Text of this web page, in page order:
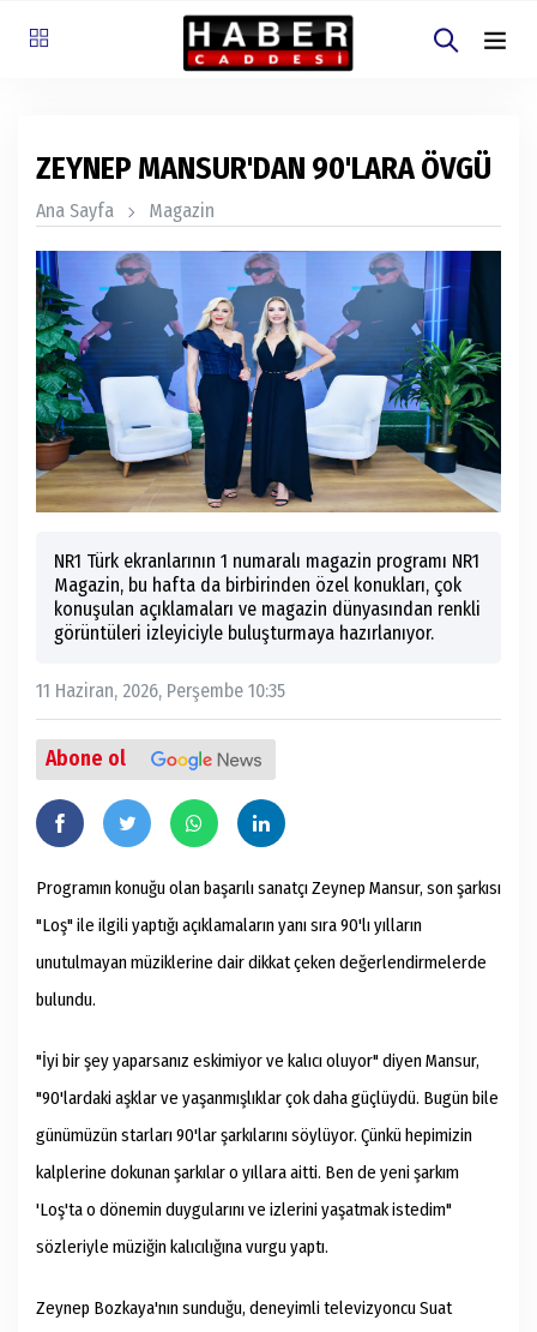
ZEYNEP MANSUR'DAN 90'LARA ÖVGÜ
Ana Sayfa Magazin
NR1 Türk ekranlarının 1 numaralı magazin programı NR1
Magazin, bu hafta da birbirinden özel konukları, çok
konuşulan açıklamaları ve magazin dünyasından renkli
görüntüleri izleyiciyle buluşturmaya hazırlanıyor.
11 Haziran, 2026, Perşembe 10:35
Abone ol
Programın konuğu olan başarılı sanatçı Zeynep Mansur, son şarkısı
"Loş" ile ilgili yaptığı açıklamaların yanı sıra 90'lı yılların
unutulmayan müziklerine dair dikkat çeken değerlendirmelerde
bulundu.
"İyi bir şey yaparsanız eskimiyor ve kalıcı oluyor" diyen Mansur,
"90'lardaki aşklar ve yaşanmışlıklar çok daha güçlüydü. Bugün bile
günümüzün starları 90'lar şarkılarını söylüyor. Çünkü hepimizin
kalplerine dokunan şarkılar o yıllara aitti. Ben de yeni şarkım
'Loş'ta o dönemin duygularını ve izlerini yaşatmak istedim"
sözleriyle müziğin kalıcılığına vurgu yaptı.
Zeynep Bozkaya'nın sunduğu, deneyimli televizyoncu Suat